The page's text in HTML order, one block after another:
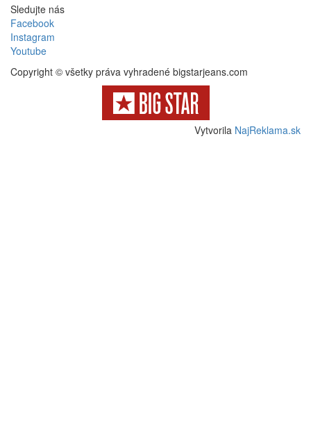
Sledujte nás
Facebook
Instagram
Youtube
Copyright © všetky práva vyhradené bigstarjeans.com
Vytvorila NajReklama.sk